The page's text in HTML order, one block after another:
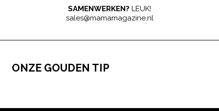
SAMENWERKEN? LEUK!
sales@mamamagazine.nl
ONZE GOUDEN TIP